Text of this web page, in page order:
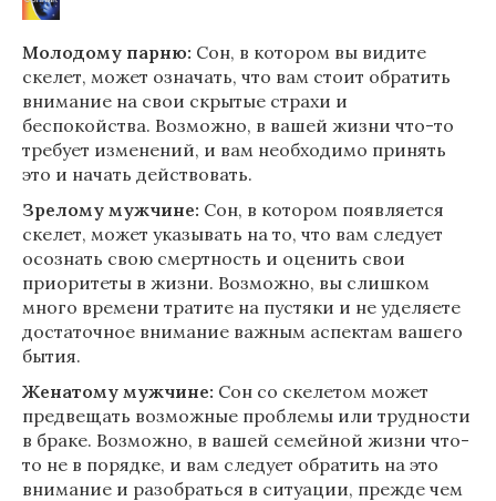
Молодому парню: Сон, в котором вы видите
скелет, может означать, что вам стоит обратить
внимание на свои скрытые страхи и
беспокойства. Возможно, в вашей жизни что-то
требует изменений, и вам необходимо принять
это и начать действовать.
Зрелому мужчине: Сон, в котором появляется
скелет, может указывать на то, что вам следует
осознать свою смертность и оценить свои
приоритеты в жизни. Возможно, вы слишком
много времени тратите на пустяки и не уделяете
достаточное внимание важным аспектам вашего
бытия.
Женатому мужчине: Сон со скелетом может
предвещать возможные проблемы или трудности
в браке. Возможно, в вашей семейной жизни что-
то не в порядке, и вам следует обратить на это
внимание и разобраться в ситуации, прежде чем